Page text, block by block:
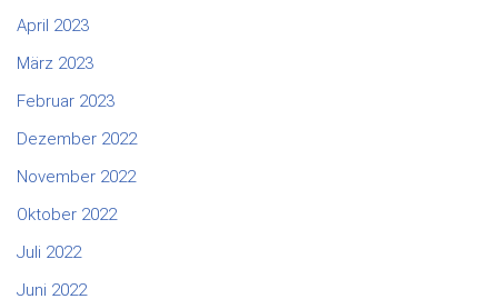
April 2023
März 2023
Februar 2023
Dezember 2022
November 2022
Oktober 2022
Juli 2022
Juni 2022